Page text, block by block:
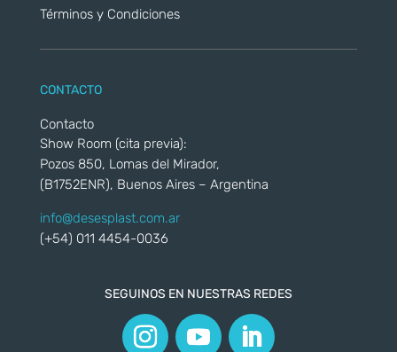
Términos y Condiciones
CONTACTO
Contacto
Show Room (cita previa):
Pozos 850, Lomas del Mirador,
(B1752ENR), Buenos Aires – Argentina
info@desesplast.com.ar
(+54) 011 4454-0036
SEGUINOS EN NUESTRAS REDES